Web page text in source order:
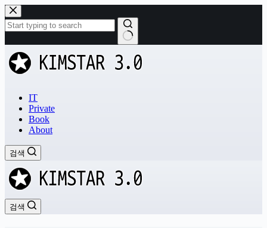
본
문
으
로
건
너
과
없
IT
Private
Book
About
검색
검색